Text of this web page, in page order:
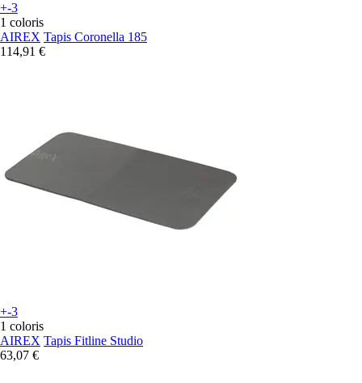
+-3
1 coloris
AIREX Tapis Coronella 185
114,91 €
+-3
1 coloris
AIREX Tapis Fitline Studio
63,07 €